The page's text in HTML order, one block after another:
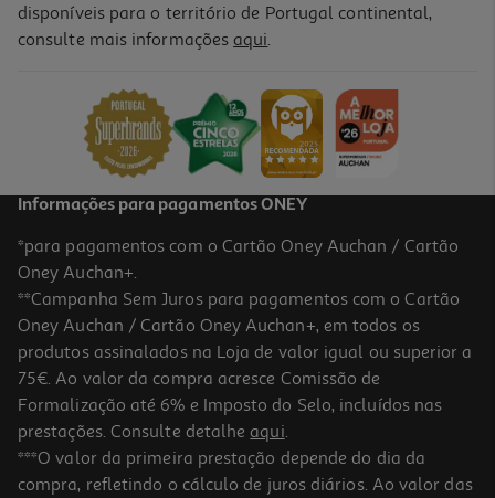
4.6
Figados De Frango Auchan Kg
/Kg
4.7
Patas De Frango Limpas Auchan Kg
1.12 €/un
disponíveis para o território de Portugal continental,
consulte mais informações aqui.
Informações para pagamentos ONEY
*para pagamentos com o Cartão Oney Auchan / Cartão
Oney Auchan+.
**Campanha Sem Juros para pagamentos com o Cartão
Oney Auchan / Cartão Oney Auchan+, em todos os
produtos assinalados na Loja de valor igual ou superior a
75€. Ao valor da compra acresce Comissão de
Formalização até 6% e Imposto do Selo, incluídos nas
prestações. Consulte detalhe aqui.
***O valor da primeira prestação depende do dia da
compra, refletindo o cálculo de juros diários. Ao valor das